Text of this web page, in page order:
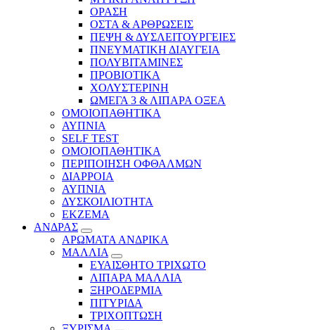
ΟΡΑΣΗ
ΟΣΤΑ & ΑΡΘΡΩΣΕΙΣ
ΠΕΨΗ & ΔΥΣΛΕΙΤΟΥΡΓΕΙΕΣ
ΠΝΕΥΜΑΤΙΚΗ ΔΙΑΥΓΕΙΑ
ΠΟΛΥΒΙΤΑΜΙΝΕΣ
ΠΡΟΒΙΟΤΙΚΑ
ΧΟΛΥΣΤΕΡΙΝΗ
ΩΜΕΓΑ 3 & ΛΙΠΑΡΑ ΟΞΕΑ
ΟΜΟΙΟΠΑΘΗΤΙΚΑ
ΑΥΠΝΙΑ
SELF TEST
ΟΜΟΙΟΠΑΘΗΤΙΚΑ
ΠΕΡΙΠΟΙΗΣΗ ΟΦΘΑΛΜΩΝ
ΔΙΑΡΡΟΙΑ
ΑΥΠΝΙΑ
ΔΥΣΚΟΙΛΙΟΤΗΤΑ
ΕΚΖΕΜΑ
ΑΝΔΡΑΣ
ΑΡΩΜΑΤΑ ΑΝΔΡΙΚΑ
ΜΑΛΛΙΑ
ΕΥΑΙΣΘΗΤΟ ΤΡΙΧΩΤΟ
ΛΙΠΑΡΑ ΜΑΛΛΙΑ
ΞΗΡΟΔΕΡΜΙΑ
ΠΙΤΥΡΙΔΑ
ΤΡΙΧΟΠΤΩΣΗ